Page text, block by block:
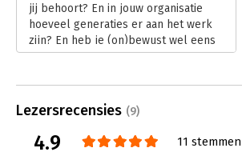
jij behoort? En in jouw organisatie
hoeveel generaties er aan het werk
zijn? En heb je (on)bewust wel eens
gedachten over collega’s van
het gesprek mee aan? Het zijn
vragen waar ‘Het generatie-effect’
van Kim Jansen handvatten bij geeft.
Lees verder
Lezersrecensies (9)
4.9 11 stemmen